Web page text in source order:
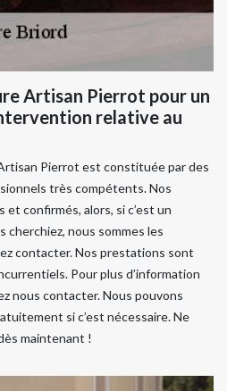
Artisan Pierrot pour un
relative au
Pierrot est constituée par des
très compétents. Nos
confirmés, alors, si c’est un
nous sommes les
contacter. Nos prestations sont
Pour plus d’information
nous contacter. Nous pouvons
si c’est nécessaire. Ne
maintenant !